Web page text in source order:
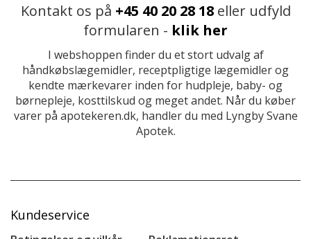
Kontakt os på +45 40 20 28 18eller udfyld
formularen - klik her
I webshoppen finder du et stort udvalg af
håndkøbslægemidler, receptpligtige lægemidler og
kendte mærkevarer inden for hudpleje, baby- og
børnepleje, kosttilskud og meget andet. Når du køber
varer på apotekeren.dk, handler du med Lyngby Svane
Apotek.
Kundeservice